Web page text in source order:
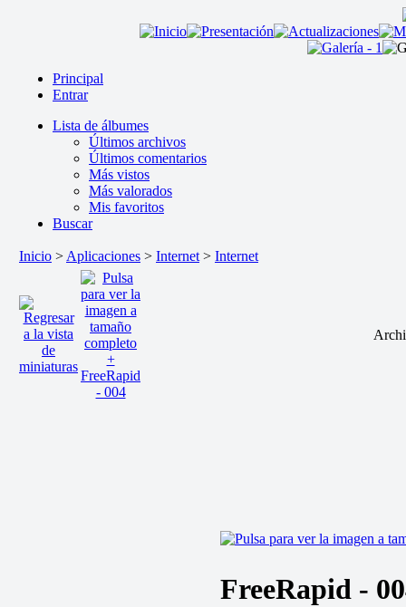
Principal
Entrar
Lista de álbumes
Últimos archivos
Últimos comentarios
Más vistos
Más valorados
Mis favoritos
Buscar
Inicio > Aplicaciones > Internet > Internet
FreeRapid -